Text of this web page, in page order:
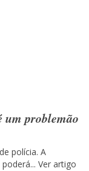
um problemão
polícia. A
Ver artigo